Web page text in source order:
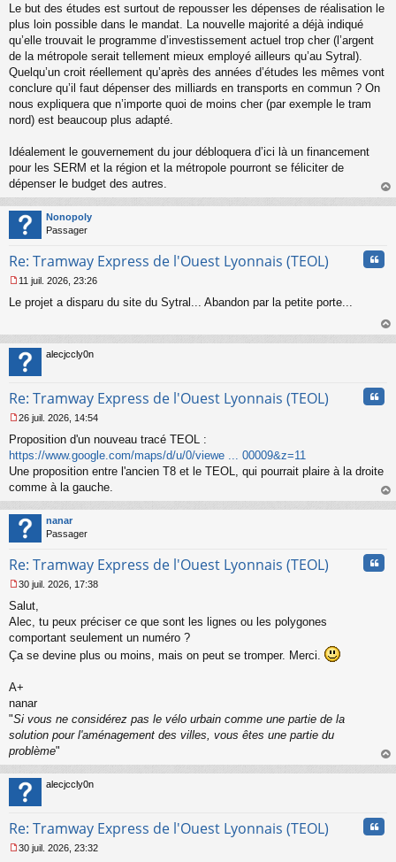
e
n
o
n
l
u
Le but des études est surtout de repousser les dépenses de réalisation le
plus loin possible dans le mandat. La nouvelle majorité a déjà indiqué
qu’elle trouvait le programme d’investissement actuel trop cher (l’argent
de la métropole serait tellement mieux employé ailleurs qu’au Sytral).
Quelqu’un croit réellement qu’après des années d’études les mêmes vont
conclure qu’il faut dépenser des milliards en transports en commun ? On
nous expliquera que n’importe quoi de moins cher (par exemple le tram
nord) est beaucoup plus adapté.
Idéalement le gouvernement du jour débloquera d’ici là un financement
pour les SERM et la région et la métropole pourront se féliciter de
dépenser le budget des autres.
au
Nonopoly
Passager
Re: Tramway Express de l'Ouest Lyonnais (TEOL)
e
a
g
e
o
l
u
11 juil. 2026, 23:26
Le projet a disparu du site du Sytral... Abandon par la petite porte...
au
alecjccly0n
Re: Tramway Express de l'Ouest Lyonnais (TEOL)
e
s
s
g
n
o
l
u
26 juil. 2026, 14:54
Proposition d'un nouveau tracé TEOL :
https://www.google.com/maps/d/u/0/viewe ... 00009&z=11
Une proposition entre l'ancien T8 et le TEOL, qui pourrait plaire à la droite
comme à la gauche.
au
nanar
Passager
Re: Tramway Express de l'Ouest Lyonnais (TEOL)
e
s
s
g
n
o
n
l
u
30 juil. 2026, 17:38
Salut,
Alec, tu peux préciser ce que sont les lignes ou les polygones
comportant seulement un numéro ?
Ça se devine plus ou moins, mais on peut se tromper. Merci.
A+
nanar
"Si vous ne considérez pas le vélo urbain comme une partie de la
solution pour l'aménagement des villes, vous êtes une partie du
problème"
au
alecjccly0n
Re: Tramway Express de l'Ouest Lyonnais (TEOL)
30 juil. 2026, 23:32